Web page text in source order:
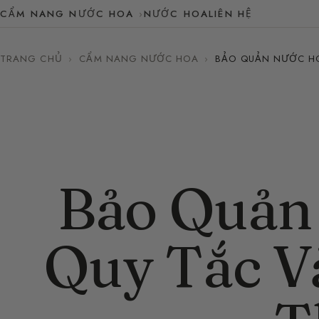
CẨM NANG NƯỚC HOA NƯỚC HOALIÊN HỆ
TRANG CHỦ › CẨM NANG NƯỚC HOA › BẢO QUẢN NƯỚC
Bảo
Quy Tắc